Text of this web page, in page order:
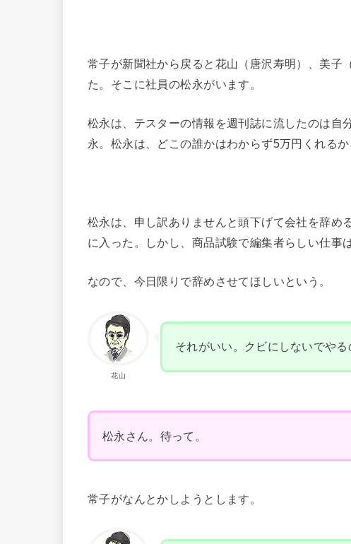
常子が新聞社から戻ると花山（唐沢寿明）、美子
た。そこに社員の松永がいます。
松永は、テスターの情報を週刊誌に流したのは自
永。松永は、どこの誰かはわからず5万円くれる
松永は、申し訳ありませんと頭下げて会社を辞め
に入った。しかし、商品試験で編集者らしい仕事
なので、今日限りで辞めさせてほしいという。
花山
それがいい。クビにしないでやる
松永さん。待って。
常子がなんとかしようとします。